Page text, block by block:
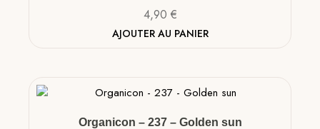
4,90 €
AJOUTER AU PANIER
Organicon – 237 – Golden sun